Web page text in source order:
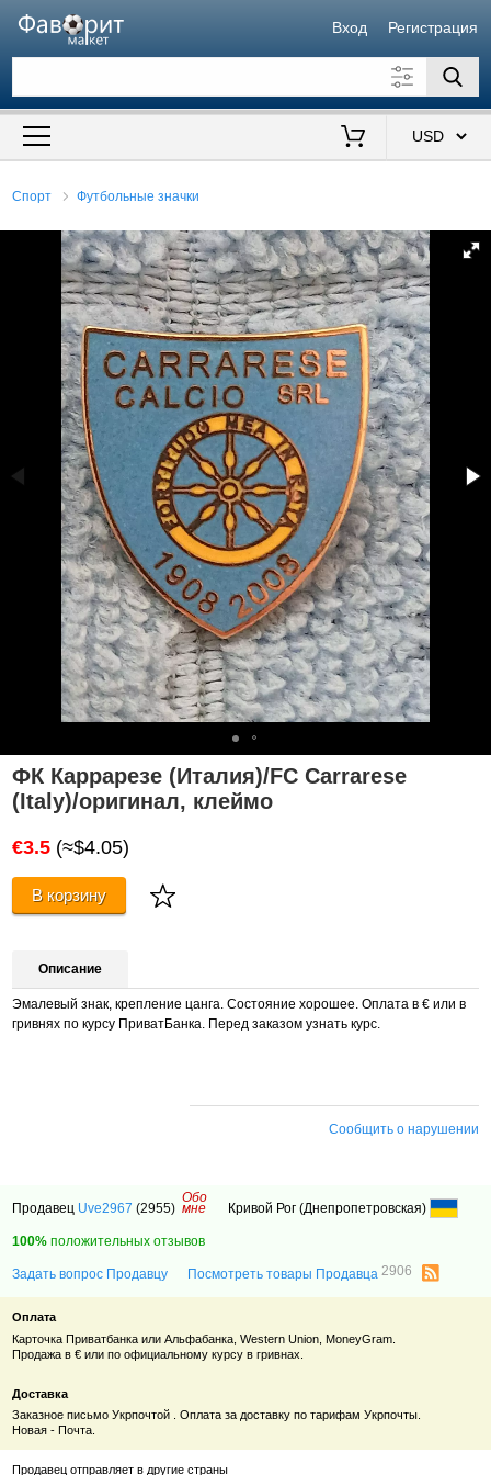
Вход Регистрация
Искать также в описании
Спорт Футбольные значки
ФК Каррарезе (Италия)/FC Carrarese
(Italy)/оригинал, клеймо
€3.5 (≈$4.05)
В корзину
Описание
Эмалевый знак, крепление цанга. Состояние хорошее. Оплата в € или в
гривнях по курсу ПриватБанка. Перед заказом узнать курс.
Сообщить о нарушении
Продавец Uve2967 (2955)
Обо
мне Кривой Рог (Днепропетровская)
100% положительных отзывов
Задать вопрос Продавцу Посмотреть товары Продавца2906
Оплата
Карточка Приватбанка или Альфабанка, Western Union, MoneyGram.
Продажа в € или по официальному курсу в гривнах.
Доставка
Заказное письмо Укрпочтой . Оплата за доставку по тарифам Укрпочты.
Новая - Почта.
Продавец отправляет в другие страны